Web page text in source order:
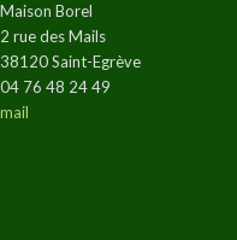
Maison Borel
2 rue des Mails
38120 Saint-Egrève
04 76 48 24 49
mail